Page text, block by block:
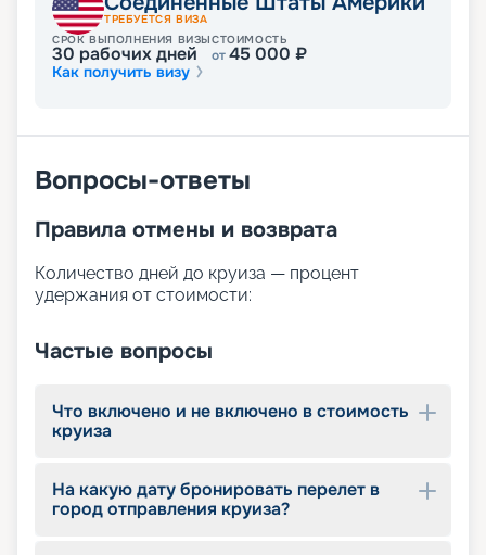
Погрузитесь в мир приключений с Adventure of
the Seas и создайте незабываемые
воспоминания на этом удивительном лайнере!
ТРЕБУЕТСЯ ВИЗА
СРОК ВЫПОЛНЕНИЯ ВИЗЫ
30 рабочих дней
СТОИМОСТЬ
от45 000 ₽
Как получить визу
Вопросы-ответы
Правила отмены и возврата
Количество дней до круиза — процент
удержания от стоимости:
Частые вопросы
Что включено и не включено в стоимость
круиза
На какую дату бронировать перелет в
город отправления круиза?